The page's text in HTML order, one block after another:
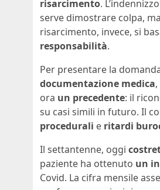
risarcimento.
serve dimostrare colpa,
risarcimento, invece, si
responsabilità.
Per presentare la
documentazione medica
ora un precedente: il
su casi simili in futuro. Il
procedurali e ritardi
Il settantenne, oggi
paziente ha ottenuto un
Covid. La cifra mensile